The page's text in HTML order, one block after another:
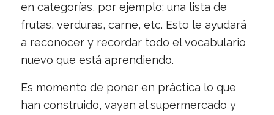
en categorías, por ejemplo: una lista de
frutas, verduras, carne, etc. Esto le ayudará
a reconocer y recordar todo el vocabulario
nuevo que está aprendiendo.
Es momento de poner en práctica lo que
han construido, vayan al supermercado y